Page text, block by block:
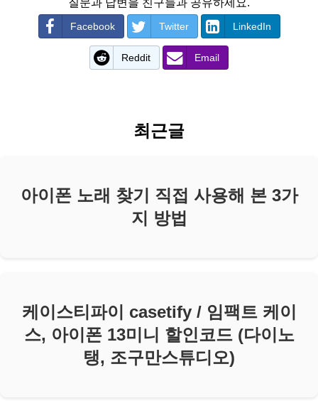
Facebook Twitter LinkedIn
Reddit Email
최근글
아이폰 노래 찾기 직접 사용해 본 3가
지 방법
케이스티파이 casetify / 임팩트 케이
스, 아이폰 13미니 할인코드 (다이노
탱, 조구만스튜디오)